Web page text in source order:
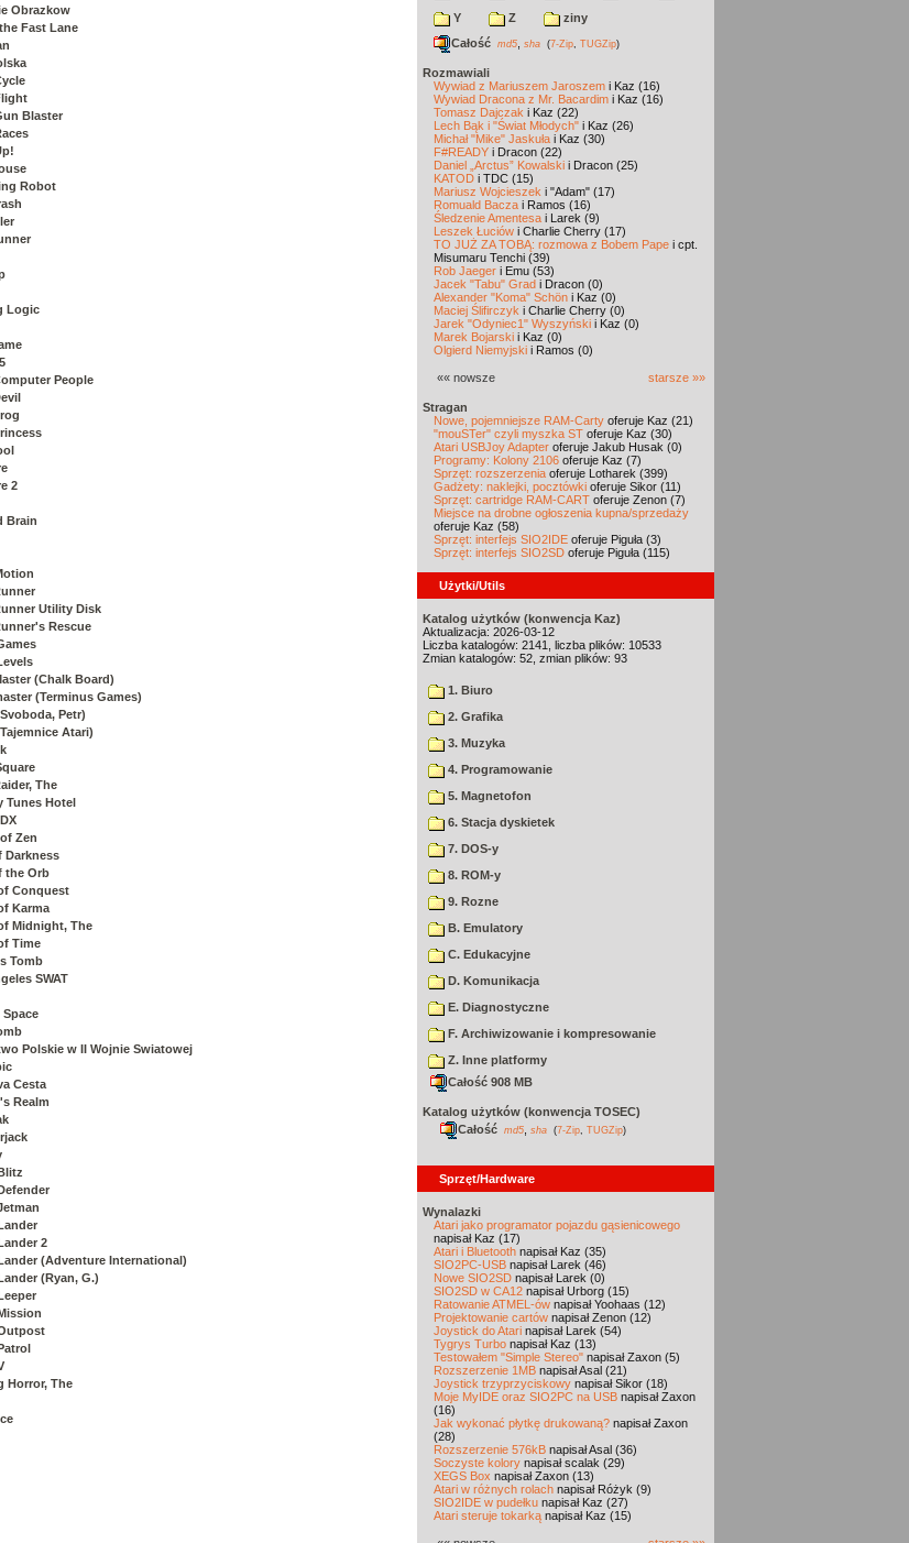
Obrazkow
Fast Lane
Blaster
Robot
Logic
People
2
Brain
Utility Disk
Rescue
(Chalk Board)
(Terminus Games)
Petr)
Atari)
The
Tunes Hotel
Zen
Darkness
the Orb
Conquest
Karma
Midnight, The
Time
Tomb
SWAT
Polskie w II Wojnie Swiatowej
Cesta
Realm
2
(Adventure International)
(Ryan, G.)
Horror, The
Y
Z
ziny
Całość md5 sha (7-Zip TUGZip)
Rozmawiali
Wywiad z Mariuszem Jaroszem i Kaz (16)
Wywiad Dracona z Mr. Bacardim i Kaz (16)
Tomasz Dajczak i Kaz (22)
Lech Bąk i "Świat Młodych" i Kaz (26)
Michał "Mike" Jaskuła i Kaz (30)
F#READY i Dracon (22)
Daniel „Arctus” Kowalski i Dracon (25)
KATOD i TDC (15)
Mariusz Wojcieszek i "Adam" (17)
Romuald Bacza i Ramos (16)
Śledzenie Amentesa i Larek (9)
Leszek Łuciów i Charlie Cherry (17)
TO JUŻ ZA TOBĄ: rozmowa z Bobem Pape i cpt.
Misumaru Tenchi (39)
Rob Jaeger i Emu (53)
Jacek "Tabu" Grad i Dracon (0)
Alexander "Koma" Schön i Kaz (0)
Maciej Ślifirczyk i Charlie Cherry (0)
Jarek "Odyniec1" Wyszyński i Kaz (0)
Marek Bojarski i Kaz (0)
Olgierd Niemyjski i Ramos (0)
«« nowsze starsze »»
Stragan
Nowe, pojemniejsze RAM-Carty oferuje Kaz (21)
"mouSTer" czyli myszka ST oferuje Kaz (30)
Atari USBJoy Adapter oferuje Jakub Husak (0)
Programy: Kolony 2106 oferuje Kaz (7)
Sprzęt: rozszerzenia oferuje Lotharek (399)
Gadżety: naklejki, pocztówki oferuje Sikor (11)
Sprzęt: cartridge RAM-CART oferuje Zenon (7)
Miejsce na drobne ogłoszenia kupna/sprzedaży
oferuje Kaz (58)
Sprzęt: interfejs SIO2IDE oferuje Piguła (3)
Sprzęt: interfejs SIO2SD oferuje Piguła (115)
Użytki/Utils
Katalog użytków (konwencja Kaz)
Aktualizacja: 2026-03-12
Liczba katalogów: 2141, liczba plików: 10533
Zmian katalogów: 52, zmian plików: 93
1. Biuro
2. Grafika
3. Muzyka
4. Programowanie
5. Magnetofon
6. Stacja dyskietek
7. DOS-y
8. ROM-y
9. Rozne
B. Emulatory
C. Edukacyjne
D. Komunikacja
E. Diagnostyczne
F. Archiwizowanie i kompresowanie
Z. Inne platformy
Całość 908 MB
Katalog użytków (konwencja TOSEC)
Całość md5 sha (7-Zip TUGZip)
Sprzęt/Hardware
Wynalazki
Atari jako programator pojazdu gąsienicowego
napisał Kaz (17)
Atari i Bluetooth napisał Kaz (35)
SIO2PC-USB napisał Larek (46)
Nowe SIO2SD napisał Larek (0)
SIO2SD w CA12 napisał Urborg (15)
Ratowanie ATMEL-ów napisał Yoohaas (12)
Projektowanie cartów napisał Zenon (12)
Joystick do Atari napisał Larek (54)
Tygrys Turbo napisał Kaz (13)
Testowałem "Simple Stereo" napisał Zaxon (5)
Rozszerzenie 1MB napisał Asal (21)
Joystick trzyprzyciskowy napisał Sikor (18)
Moje MyIDE oraz SIO2PC na USB napisał Zaxon
(16)
Jak wykonać płytkę drukowaną? napisał Zaxon
(28)
Rozszerzenie 576kB napisał Asal (36)
Soczyste kolory napisał scalak (29)
XEGS Box napisał Zaxon (13)
Atari w różnych rolach napisał Różyk (9)
SIO2IDE w pudełku napisał Kaz (27)
Atari steruje tokarką napisał Kaz (15)